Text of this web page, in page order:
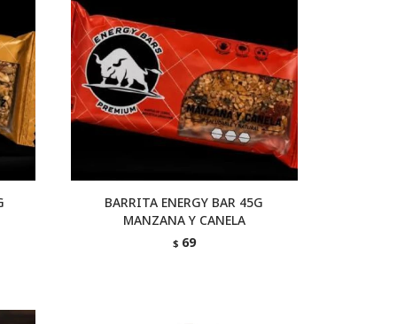
BARRITA ENERGY BAR 45G
MANZANA Y CANELA
$ 69